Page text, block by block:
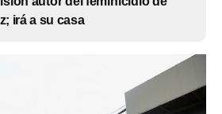
irá a su casa